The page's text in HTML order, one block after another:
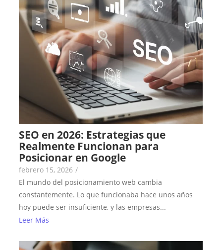
SEO en 2026: Estrategias que
Realmente Funcionan para
Posicionar en Google
febrero 15, 2026 /
El mundo del posicionamiento web cambia
constantemente. Lo que funcionaba hace unos años
hoy puede ser insuficiente, y las empresas...
Leer Más